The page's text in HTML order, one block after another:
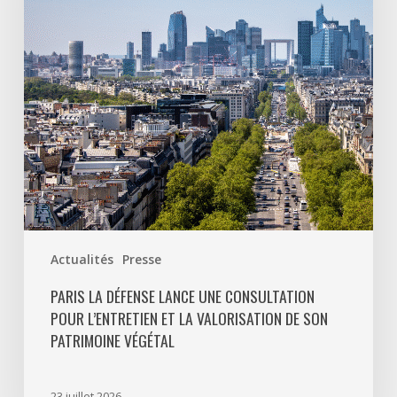
Actualités Presse
consultation
pour
l’entretien
et
la
valorisation
de
son
patrimoine
végétal
PARIS LA DÉFENSE LANCE UNE CONSULTATION
POUR L’ENTRETIEN ET LA VALORISATION DE SON
PATRIMOINE VÉGÉTAL